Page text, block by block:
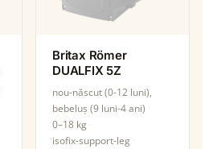
Britax Römer
DUALFIX 5Z
nou-născut (0-12 luni),
bebeluș (9 luni-4 ani)
0–18 kg
isofix-support-leg